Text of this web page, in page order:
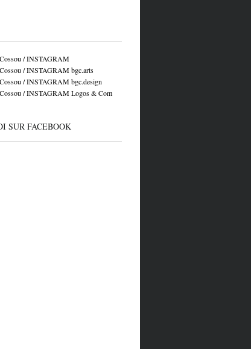
/ INSTAGRAM
/ INSTAGRAM bgc.arts
/ INSTAGRAM bgc.design
/ INSTAGRAM Logos & Com
SUR FACEBOOK